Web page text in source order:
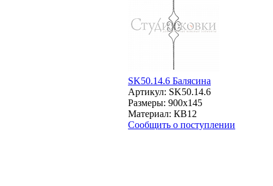
SK50.14.6 Балясина
Артикул: SK50.14.6
Размеры: 900x145
Материал: КВ12
Сообщить о поступлении